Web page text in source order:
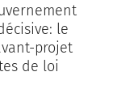
le
projet
de loi